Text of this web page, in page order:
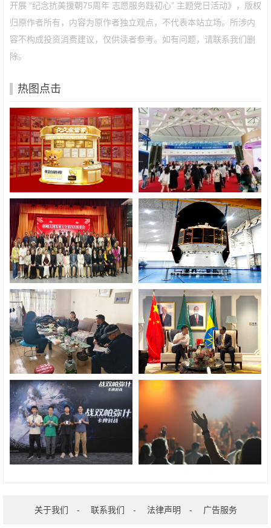
开展 “纪念抗美援朝75周年 志愿服务践初心” 主题党日活动》，版权
归原作者所有，内容为原作者独立观点，不代表本站立场。所涉内
容不构成投资消费建议，仅供读者参考。如有问题，请联系我们删
除。
热图点击
关于我们 - 联系我们 - 法律声明 - 广告服务